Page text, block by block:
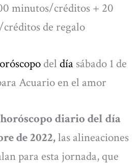
minutos/créditos + 20
de regalo
del día sábado 1 de
Acuario en el amor
horóscopo diario del día
de 2022,las alineaciones
para esta jornada, que